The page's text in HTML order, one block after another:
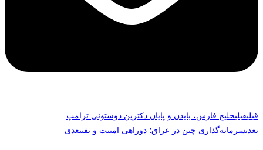
قبلیقبلیخلیج فارس، بایدن و پایان دکترین دوستونی ترامپ
بعدیسرمایه‌گذاری چین در عراق؛ دوراهی امنیت و نفتبعدی